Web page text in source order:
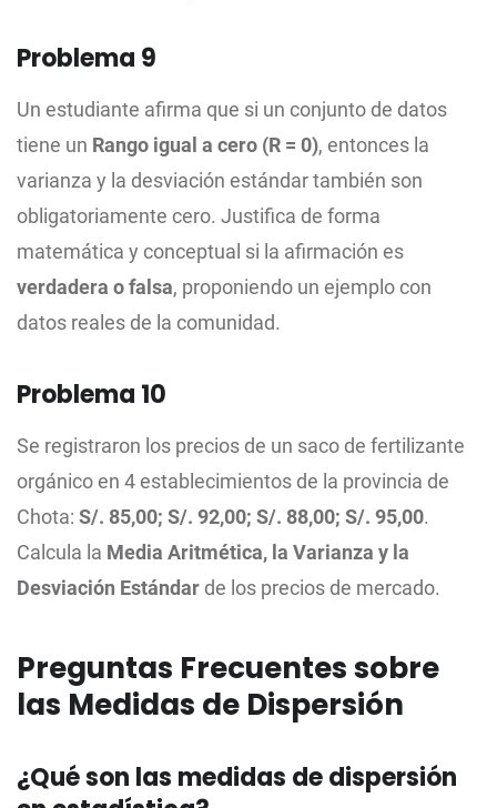
Problema 9
Un estudiante afirma que si un conjunto de datos
tiene un Rango igual a cero (R = 0), entonces la
varianza y la desviación estándar también son
obligatoriamente cero. Justifica de forma
matemática y conceptual si la afirmación es
verdadera o falsa, proponiendo un ejemplo con
datos reales de la comunidad.
Problema 10
Se registraron los precios de un saco de fertilizante
orgánico en 4 establecimientos de la provincia de
Chota: S/. 85,00; S/. 92,00; S/. 88,00; S/. 95,00.
Calcula la Media Aritmética, la Varianza y la
Desviación Estándar de los precios de mercado.
Preguntas Frecuentes sobre
las Medidas de Dispersión
¿Qué son las medidas de dispersión